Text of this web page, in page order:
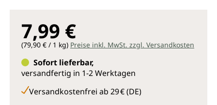
7,99 €
(79,90 € / 1 kg) Preise inkl. MwSt. zzgl. Versandkosten
Sofort lieferbar,
versandfertig in 1-2 Werktagen
Versandkostenfrei ab 29 € (DE)